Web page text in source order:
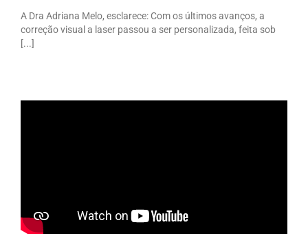
A Dra Adriana Melo, esclarece: Com os últimos avanços, a
correção visual a laser passou a ser personalizada, feita sob
[...]